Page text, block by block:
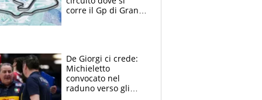
corre il Gp di Gran
De Giorgi ci crede:
Michieletto
convocato nel
raduno verso gli